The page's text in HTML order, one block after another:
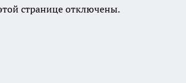
странице отключены.